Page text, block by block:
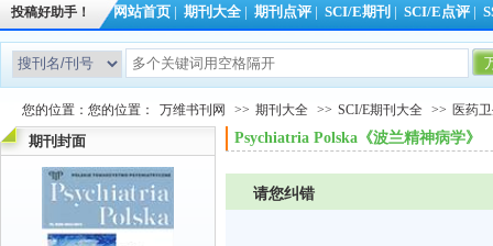
投稿好助手！ 网站首页 期刊大全 期刊点评 SCI/E期刊 SCI/E点评
今日更新期刊
您的位置：您的位置： 万维书刊网 >> 期刊大全 >> SCI/E期刊大全 >> 医药
期刊封面 Psychiatria Polska《波兰精神病学》
请您纠错